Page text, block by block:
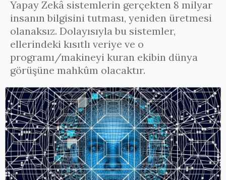
Yapay Zekâ sistemlerin gerçekten 8 milyar
insanın bilgisini tutması, yeniden üretmesi
olanaksız. Dolayısıyla bu sistemler,
ellerindeki kısıtlı veriye ve o
programı/makineyi kuran ekibin dünya
görüşüne mahkûm olacaktır.